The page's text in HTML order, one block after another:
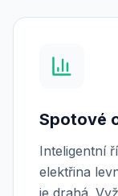
Spotové
Inteligentní
elektřina
je drahá.